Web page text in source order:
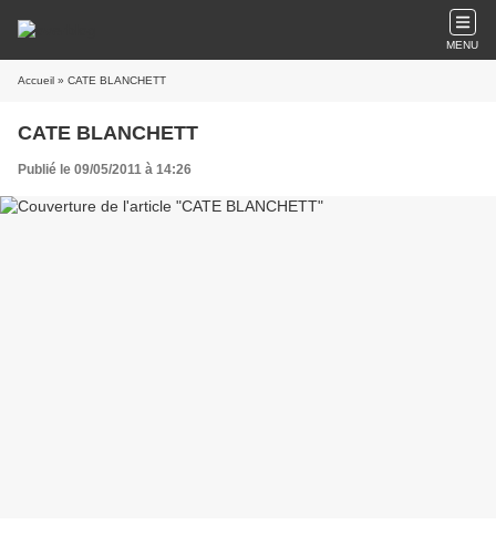
MENU
Accueil » CATE BLANCHETT
CATE BLANCHETT
Publié le 09/05/2011 à 14:26